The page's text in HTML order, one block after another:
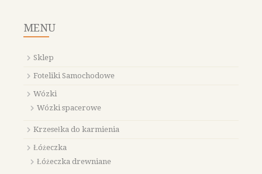
MENU
Sklep
Foteliki Samochodowe
Wózki
Wózki spacerowe
Krzesełka do karmienia
Łóżeczka
Łóżeczka drewniane